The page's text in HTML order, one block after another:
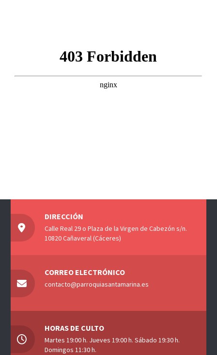
DIRECCIÓN
Calle Real 29 o Plaza de la Virgen de Cabezón s/n.
10820 Cañaveral (Cáceres)
CORREO ELECTRÓNICO
contacto@parroquiasantamarina.es
HORAS DE CULTO
Martes 19:00 h. Jueves 19:00 h. Sábado 19:30 h.
Domingos 11:30 h.